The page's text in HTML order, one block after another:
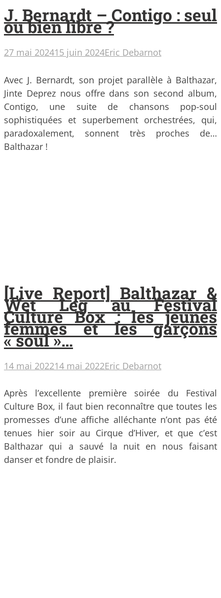
J. Bernardt – Contigo : seul
ou bien libre ?
27 mai 202415 juin 2024Eric Debarnot
Avec J. Bernardt, son projet parallèle à Balthazar,
Jinte Deprez nous offre dans son second album,
Contigo, une suite de chansons pop-soul
sophistiquées et superbement orchestrées, qui,
paradoxalement, sonnent très proches de…
Balthazar !
[Live Report] Balthazar &
Wet Leg au Festival
Culture Box : les jeunes
femmes et les garçons
« soul »…
14 mai 202214 mai 2022Eric Debarnot
Après l’excellente première soirée du Festival
Culture Box, il faut bien reconnaître que toutes les
promesses d’une affiche alléchante n’ont pas été
tenues hier soir au Cirque d’Hiver, et que c’est
Balthazar qui a sauvé la nuit en nous faisant
danser et fondre de plaisir.